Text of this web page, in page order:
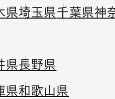
県埼玉県千葉県神
県長野県
県和歌山県